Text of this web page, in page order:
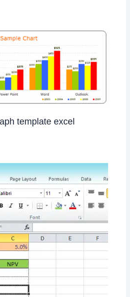
template excel